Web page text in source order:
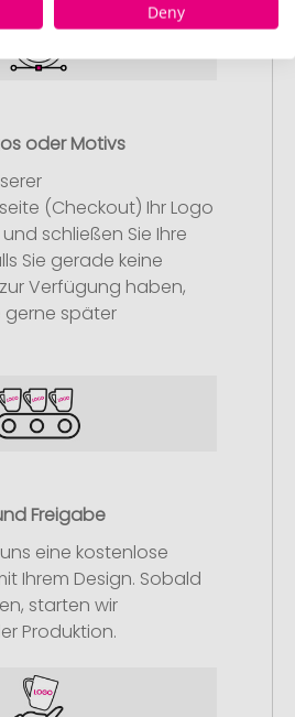
oder Motivs
(Checkout) Ihr Logo
schließen Sie Ihre
Sie gerade keine
Verfügung haben,
gerne später
Freigabe
eine kostenlose
Ihrem Design. Sobald
starten wir
Produktion.
Deny